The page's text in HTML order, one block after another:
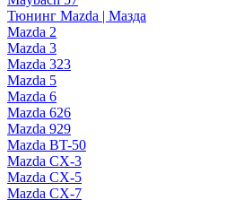
Тюнинг Mazda | Мазда
Mazda 2
Mazda 3
Mazda 323
Mazda 5
Mazda 6
Mazda 626
Mazda 929
Mazda BT-50
Mazda CX-3
Mazda CX-5
Mazda CX-7